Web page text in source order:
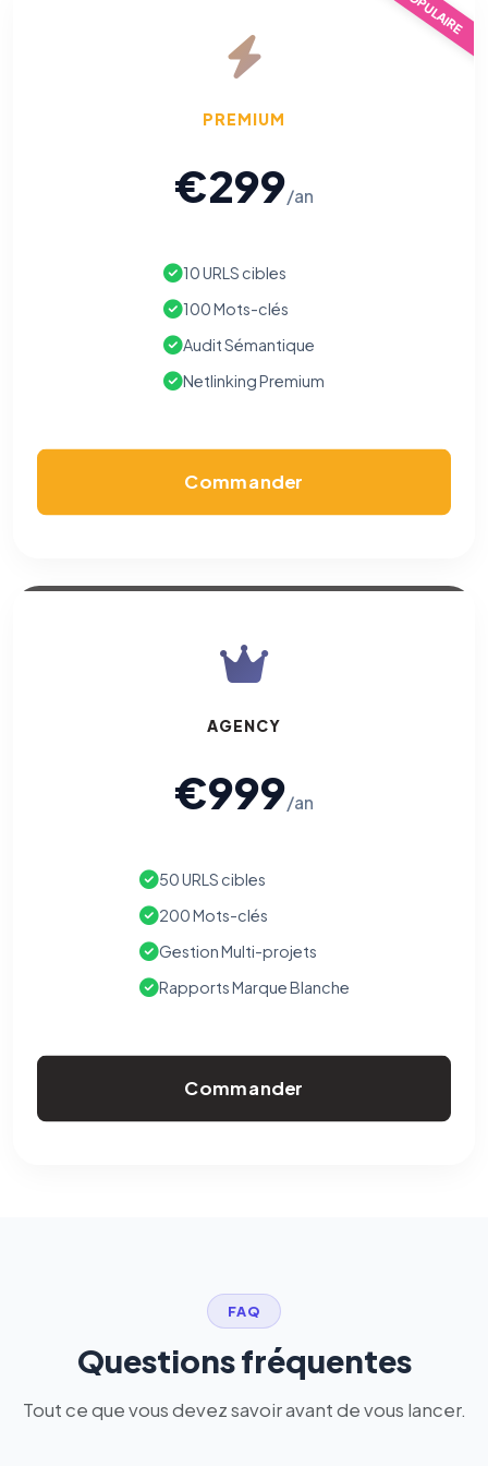
PREMIUM
€299/an
10 URLS cibles
100 Mots-clés
Audit Sémantique
Netlinking Premium
Commander
AGENCY
€999/an
50 URLS cibles
200 Mots-clés
Gestion Multi-projets
Rapports Marque Blanche
Commander
FAQ
Questions fréquentes
Tout ce que vous devez savoir avant de vous lancer.
(pages visitées, durée de visite) pour l'améliorer. Données
Cookies marketing
Traceurs des courriels
Les e-mails peuvent contenir un pixel d'ouverture et des liens
traçants (Art. 82 loi Informatique et Libertés ; recommandation CNIL
pixels 2026 / FAQ juillet 2026).Ce suivi n'est pas géré par ce
écrivez àcontact@logicielreferencement.com. Détail :Politique de